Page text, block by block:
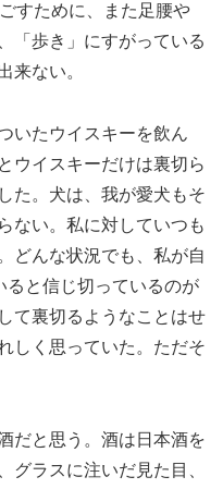
すために、また足腰や
「歩き」にすがっている
来ない。
いたウイスキーを飲ん
ウイスキーだけは裏切ら
た。犬は、我が愛犬もそ
ない。私に対していつも
どんな状況でも、私が自
ると信じ切っているのが
て裏切るようなことはせ
しく思っていた。ただそ
だと思う。酒は日本酒を
グラスに注いだ見た目、